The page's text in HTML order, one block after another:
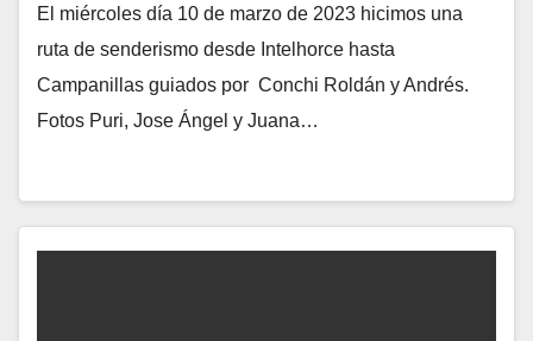
El miércoles día 10 de marzo de 2023 hicimos una
ruta de senderismo desde Intelhorce hasta
Campanillas guiados por Conchi Roldán y Andrés.
Fotos Puri, Jose Ángel y Juana…